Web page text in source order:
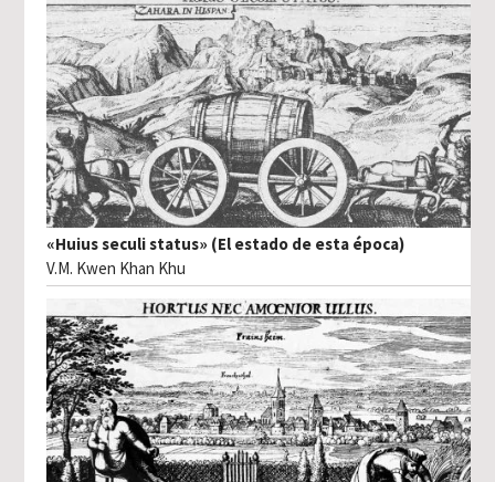
«Huius seculi status» (El estado de esta época)
V.M. Kwen Khan Khu